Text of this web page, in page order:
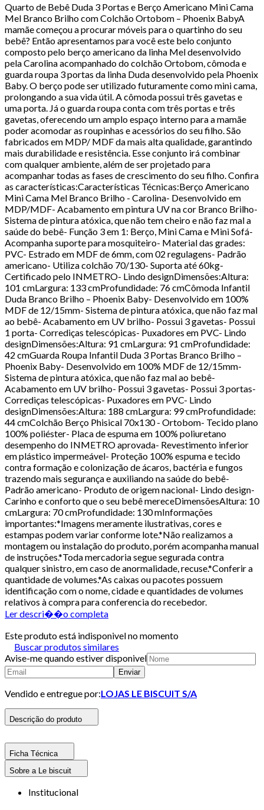
Quarto de Bebê Duda 3 Portas e Berço Americano Mini Cama
Mel Branco Brilho com Colchão Ortobom – Phoenix BabyA
mamãe começou a procurar móveis para o quartinho do seu
bebê? Então apresentamos para você este belo conjunto
composto pelo berço americano da linha Mel desenvolvido
pela Carolina acompanhado do colchão Ortobom, cômoda e
guarda roupa 3 portas da linha Duda desenvolvido pela Phoenix
Baby. O berço pode ser utilizado futuramente como mini cama,
prolongando a sua vida útil. A cômoda possui três gavetas e
uma porta. Já o guarda roupa conta com três portas e três
gavetas, oferecendo um amplo espaço interno para a mamãe
poder acomodar as roupinhas e acessórios do seu filho. São
fabricados em MDP/ MDF da mais alta qualidade, garantindo
mais durabilidade e resistência. Esse conjunto irá combinar
com qualquer ambiente, além de ser projetado para
acompanhar todas as fases de crescimento do seu filho. Confira
as características:Características Técnicas:Berço Americano
Mini Cama Mel Branco Brilho - Carolina- Desenvolvido em
MDP/MDF- Acabamento em pintura UV na cor Branco Brilho-
Sistema de pintura atóxica, que não tem cheiro e não faz mal a
saúde do bebê- Função 3 em 1: Berço, Mini Cama e Mini Sofá-
Acompanha suporte para mosquiteiro- Material das grades:
PVC- Estrado em MDF de 6mm, com 02 regulagens- Padrão
americano- Utiliza colchão 70/130- Suporta até 60kg-
Certificado pelo INMETRO- Lindo designDimensões:Altura:
101 cmLargura: 133 cmProfundidade: 76 cmCômoda Infantil
Duda Branco Brilho – Phoenix Baby- Desenvolvido em 100%
MDF de 12/15mm- Sistema de pintura atóxica, que não faz mal
ao bebê- Acabamento em UV brilho- Possui 3 gavetas- Possui
1 porta- Corrediças telescópicas- Puxadores em PVC- Lindo
designDimensões:Altura: 91 cmLargura: 91 cmProfundidade:
42 cmGuarda Roupa Infantil Duda 3 Portas Branco Brilho –
Phoenix Baby- Desenvolvido em 100% MDF de 12/15mm-
Sistema de pintura atóxica, que não faz mal ao bebê-
Acabamento em UV brilho- Possui 3 gavetas- Possui 3 portas-
Corrediças telescópicas- Puxadores em PVC- Lindo
designDimensões:Altura: 188 cmLargura: 99 cmProfundidade:
44 cmColchão Berço Phisical 70x130 - Ortobom- Tecido plano
100% poliéster- Placa de espuma em 100% poliuretano
desempenho do INMETRO aprovada- Revestimento inferior
em plástico impermeável- Proteção 100% espuma e tecido
contra formação e colonização de ácaros, bactéria e fungos
trazendo mais segurança e auxiliando na saúde do bebê-
Padrão americano- Produto de origem nacional- Lindo design-
Carinho e conforto que o seu bebê mereceDimensõesAltura: 10
cmLargura: 70 cmProfundidade: 130 mInformações
importantes:*Imagens meramente ilustrativas, cores e
estampas podem variar conforme lote.*Não realizamos a
montagem ou instalação do produto, porém acompanha manual
de instruções.*Toda mercadoria segue segurada contra
qualquer sinistro, em caso de anormalidade, recuse.*Conferir a
quantidade de volumes.*As caixas ou pacotes possuem
identificação com o nome, cidade e quantidades de volumes
relativos à compra para conferencia do recebedor.
Ler descri��o completa
Este produto está indisponivel no momento
Buscar produtos similares
Avise-me quando estiver disponivel
Enviar
Vendido e entregue por:LOJAS LE BISCUIT S/A
Descrição do produto
Ficha Técnica
Sobre a Le biscuit
Institucional